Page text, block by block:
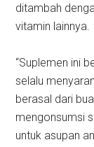
ditambah
vitamin lainnya.
“Suplemen ini
selalu
berasal dari
mengonsumsi
untuk asupan